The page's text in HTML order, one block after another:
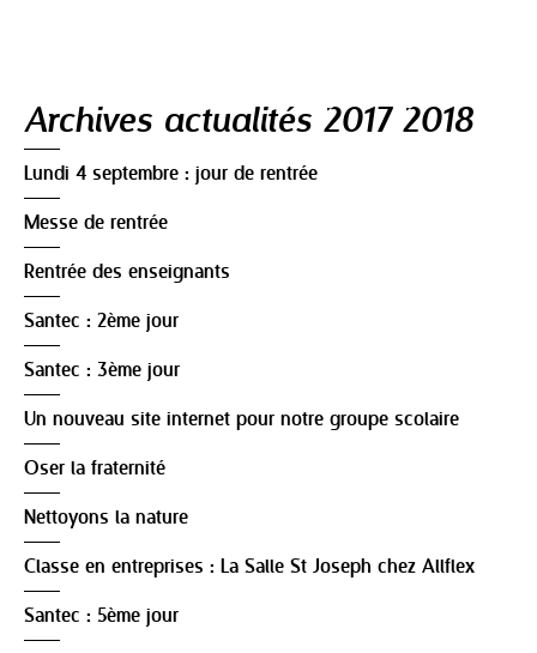
Archives actualités 2017 2018
Lundi 4 septembre : jour de rentrée
Messe de rentrée
Rentrée des enseignants
Santec : 2ème jour
Santec : 3ème jour
Un nouveau site internet pour notre groupe scolaire
Oser la fraternité
Nettoyons la nature
Classe en entreprises : La Salle St Joseph chez Allflex
Santec : 5ème jour